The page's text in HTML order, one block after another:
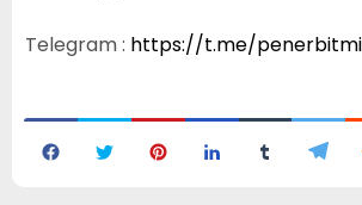
Telegram : https://t.me/